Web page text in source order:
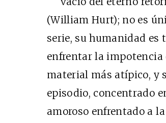
(William Hurt); no es
serie, su humanidad
enfrentar la impotencia
material más atípico, y
episodio, concentrado
amoroso enfrentado a